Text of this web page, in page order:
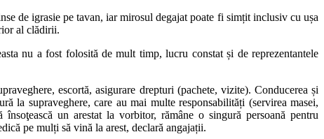
de igrasie pe tavan, iar mirosul degajat poate fi simțit inclusiv cu ușa
al clădirii.
nu a fost folosită de mult timp, lucru constat și de reprezentantele
escortă, asigurare drepturi (pachete, vizite). Conducerea și
la supraveghere, care au mai multe responsabilități (servirea masei,
un arestat la vorbitor, rămâne o singură persoană pentru
pe mulți să vină la arest, declară angajații.